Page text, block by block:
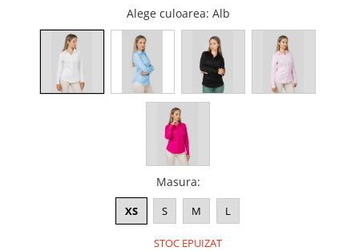
Alege culoarea: Alb
Masura:
XS S M L
STOC EPUIZAT